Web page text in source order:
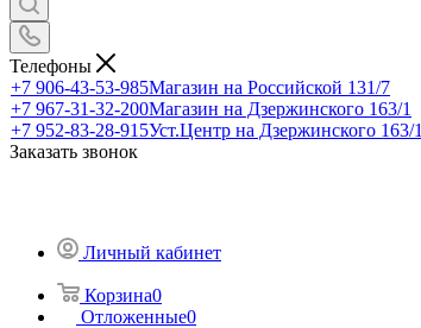
Телефоны
+7 906-43-53-985Магазин на Российской 131/7
+7 967-31-32-200Магазин на Дзержинского 163/1
+7 952-83-28-915Уст.Центр на Дзержинского 163/1
Заказать звонок
Личный кабинет
Корзина0
Отложенные0